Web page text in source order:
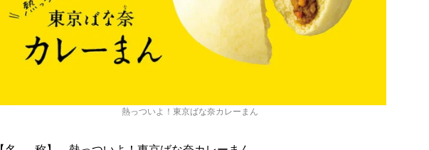
熱っついよ！東京ばな奈カレーまん